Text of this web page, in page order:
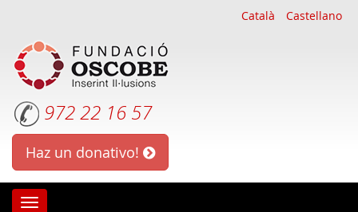
Català Castellano
972 22 16 57
Haz un donativo!
Oscobe